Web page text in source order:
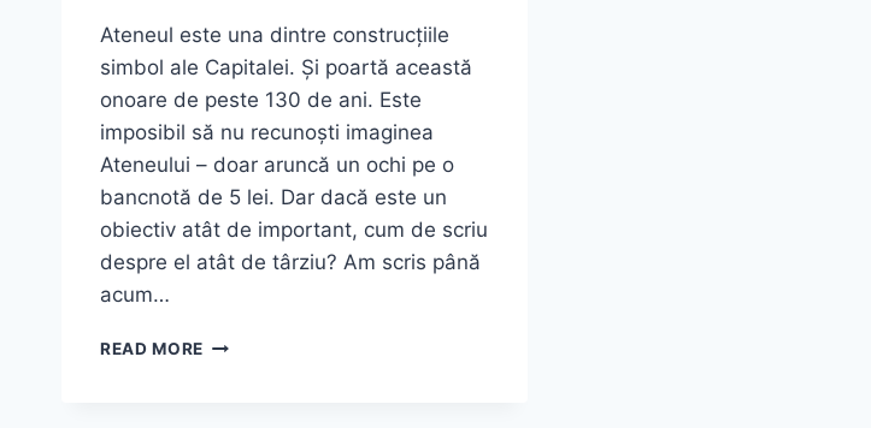
Ateneul este una dintre construcțiile
simbol ale Capitalei. Și poartă această
onoare de peste 130 de ani. Este
imposibil să nu recunoști imaginea
Ateneului – doar aruncă un ochi pe o
bancnotă de 5 lei. Dar dacă este un
obiectiv atât de important, cum de scriu
despre el atât de târziu? Am scris până
acum…
READ MORE ATENEUL